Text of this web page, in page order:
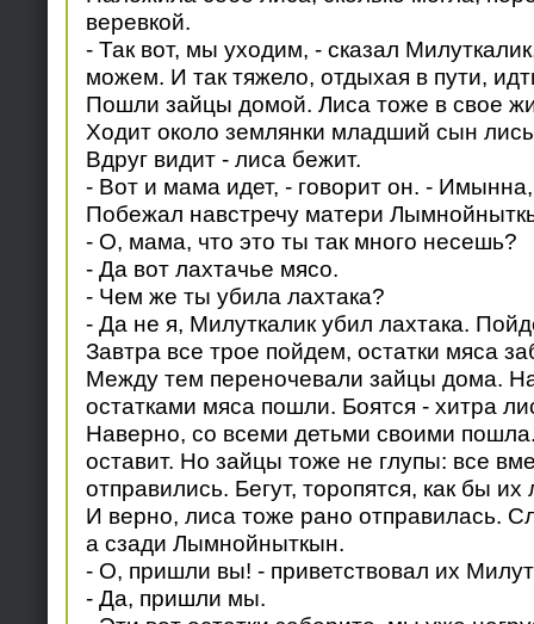
веревкой.
- Так вот, мы уходим, - сказал
можем. И так тяжело, отдыхая в пути,
Пошли зайцы домой. Лиса тоже в свое
Ходит около землянки младший сын
Вдруг видит - лиса бежит.
- Вот и мама идет, - говорит он. - Имынна,
Побежал навстречу матери
- О, мама, что это ты так много несешь?
- Да вот лахтачье мясо.
- Чем же ты убила лахтака?
- Да не я, Милуткалик убил лахтака.
Завтра все трое пойдем, остатки мяса
Между тем переночевали зайцы дома.
остатками мяса пошли. Боятся - хитра
Наверно, со всеми детьми своими
оставит. Но зайцы тоже не глупы: все
отправились. Бегут, торопятся, как бы
И верно, лиса тоже рано отправилась.
а сзади Лымнойныткын.
- О, пришли вы! - приветствовал их
- Да, пришли мы.